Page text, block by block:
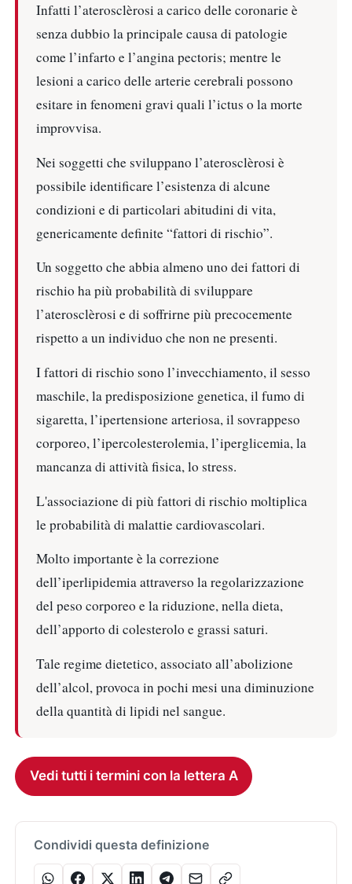
Infatti l’aterosclèrosi a carico delle coronarie è
senza dubbio la principale causa di patologie
come l’infarto e l’angina pectoris; mentre le
lesioni a carico delle arterie cerebrali possono
esitare in fenomeni gravi quali l’ictus o la morte
improvvisa.
Nei soggetti che sviluppano l’aterosclèrosi è
possibile identificare l’esistenza di alcune
condizioni e di particolari abitudini di vita,
genericamente definite “fattori di rischio”.
Un soggetto che abbia almeno uno dei fattori di
rischio ha più probabilità di sviluppare
l’aterosclèrosi e di soffrirne più precocemente
rispetto a un individuo che non ne presenti.
I fattori di rischio sono l’invecchiamento, il sesso
maschile, la predisposizione genetica, il fumo di
sigaretta, l’ipertensione arteriosa, il sovrappeso
corporeo, l’ipercolesterolemia, l’iperglicemia, la
mancanza di attività fisica, lo stress.
L'associazione di più fattori di rischio moltiplica
le probabilità di malattie cardiovascolari.
Molto importante è la correzione
dell’iperlipidemia attraverso la regolarizzazione
del peso corporeo e la riduzione, nella dieta,
dell’apporto di colesterolo e grassi saturi.
Tale regime dietetico, associato all’abolizione
dell’alcol, provoca in pochi mesi una diminuzione
della quantità di lipidi nel sangue.
Vedi tutti i termini con la lettera A
Condividi questa definizione